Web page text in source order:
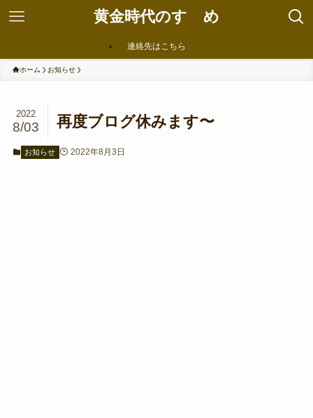
黄金時代のすゝめ
連絡先はこちら
ホーム お知らせ
再度ブログ休みます〜
2022
8/03
お知らせ 2022年8月3日